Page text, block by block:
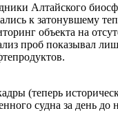
Алтайского
к затонувшему
объекта на
проб показывал
(теперь
судна за день до